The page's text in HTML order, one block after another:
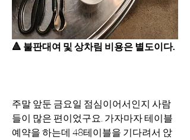
🔺️ 불판대여 및 상차림 비용은 별도이다.
주말 앞둔 금요일 점심이어서인지 사람
들이 많은 편이었구요. 가자마자 테이블
예약을 하는데 48테이블을 기다려서 앉